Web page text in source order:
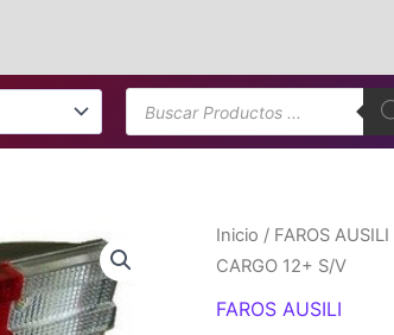
Búsqueda
de
productos
Inicio / FAROS AUSILI
CARGO 12+ S/V
FAROS AUSILI